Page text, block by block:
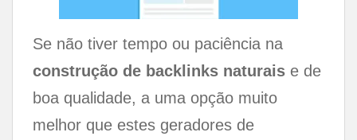
Se não tiver tempo ou paciência na
construção de backlinks naturais e de
boa qualidade, a uma opção muito
melhor que estes geradores de